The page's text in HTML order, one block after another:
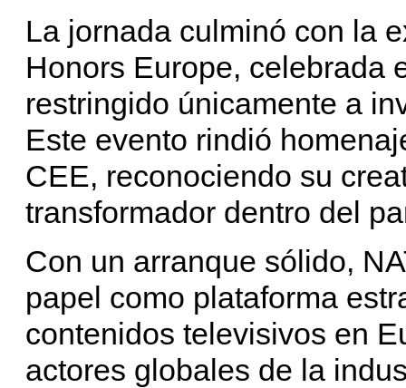
La jornada culminó con la
Honors Europe, celebrada
restringido únicamente a
Este evento rindió
CEE, reconociendo su
transformador dentro del
Con un arranque sólido,
papel como plataforma
contenidos televisivos en
actores globales de la